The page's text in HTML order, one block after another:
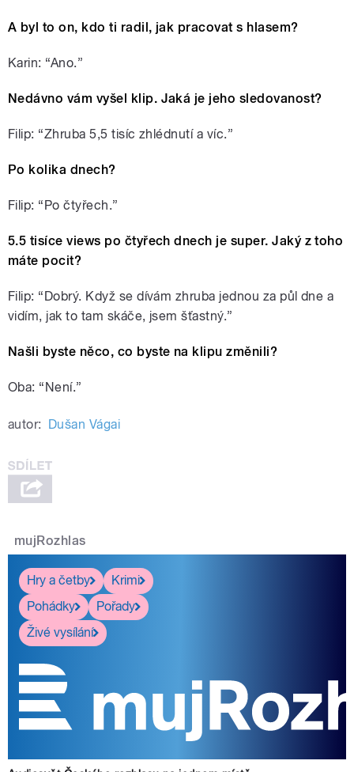
A byl to on, kdo ti radil, jak pracovat s hlasem?
Karin: “Ano.”
Nedávno vám vyšel klip. Jaká je jeho sledovanost?
Filip: “Zhruba 5,5 tisíc zhlédnutí a víc.”
Po kolika dnech?
Filip: “Po čtyřech.”
5.5 tisíce views po čtyřech dnech je super. Jaký z toho
máte pocit?
Filip: “Dobrý. Když se dívám zhruba jednou za půl dne a
vidím, jak to tam skáče, jsem šťastný.”
Našli byste něco, co byste na klipu změnili?
Oba: “Není.”
autor: Dušan Vágai
mujRozhlas
Hry a četby
Krimi
Pohádky
Pořady
Živé vysílání